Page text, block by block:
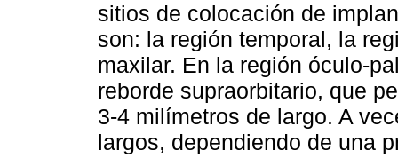
sitios de colocación de
son: la región temporal, la
maxilar. En la región óculo-
reborde supraorbitario, que
3-4 milímetros de largo. A
largos, dependiendo de una